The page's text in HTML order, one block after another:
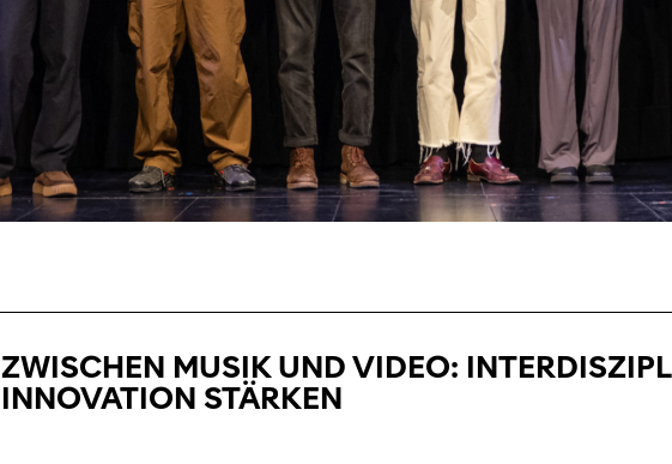
ZWISCHEN MUSIK UND VIDEO:
INNOVATION STÄRKEN